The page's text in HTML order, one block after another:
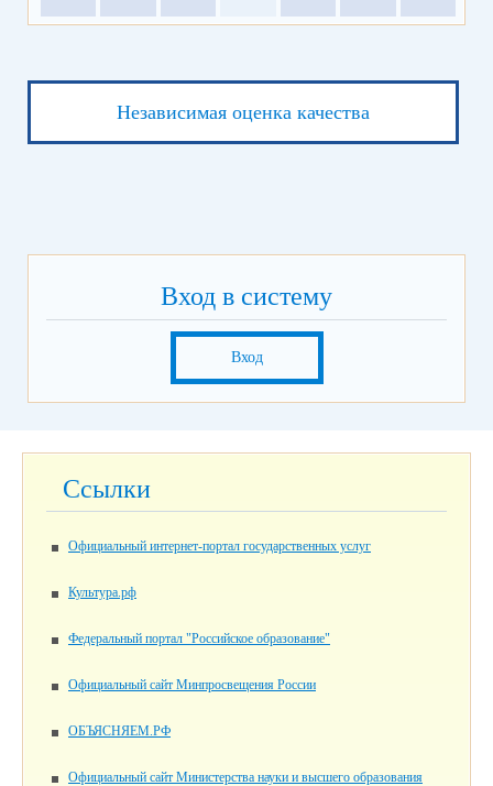
Независимая оценка качества
Вход в систему
Вход
Ссылки
Официальный интернет-портал государственных услуг
Культура.рф
Федеральный портал "Российское образование"
Официальный сайт Минпросвещения России
ОБЪЯСНЯЕМ.РФ
Официальный сайт Министерства науки и высшего образования